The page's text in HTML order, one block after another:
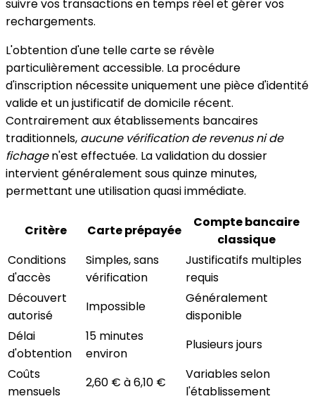
suivre vos transactions en temps réel et gérer vos
rechargements.
L'obtention d'une telle carte se révèle
particulièrement accessible. La procédure
d'inscription nécessite uniquement une pièce d'identité
valide et un justificatif de domicile récent.
Contrairement aux établissements bancaires
traditionnels, aucune vérification de revenus ni de
fichagen'est effectuée. La validation du dossier
intervient généralement sous quinze minutes,
permettant une utilisation quasi immédiate.
Critère Carte prépayée
Compte bancaire
classique
Conditions
d'accès
Simples, sans
vérification
Justificatifs multiples
requis
Découvert
autorisé
Impossible
Généralement
disponible
Délai
d'obtention
15 minutes
environ
Plusieurs jours
Coûts
mensuels
2,60 € à 6,10 €
Variables selon
l'établissement